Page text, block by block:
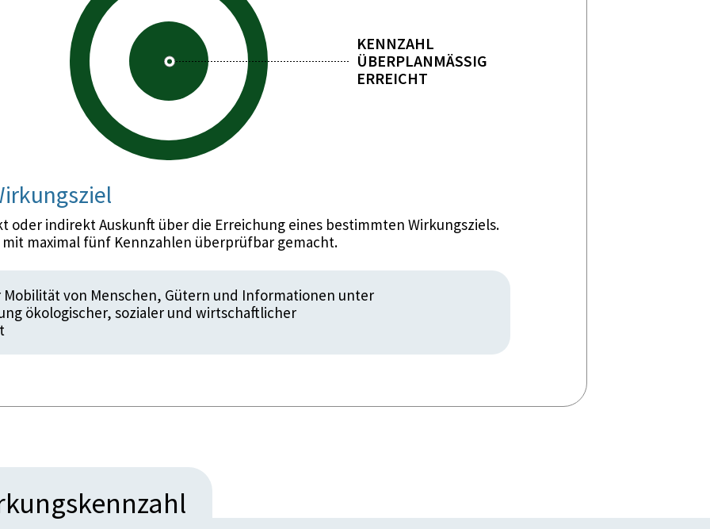
KENNZAHL
ÜBERPLANMÄSSIG E
RREICHT
oder indirekt Auskunft über die Erreichung eines bestimmten Wirkungsziels.
maximal fünf Kennzahlen überprüfbar gemacht.
Mobilität von Menschen, Gütern und Informationen unter
ökologischer, sozialer und wirtschaftlicher